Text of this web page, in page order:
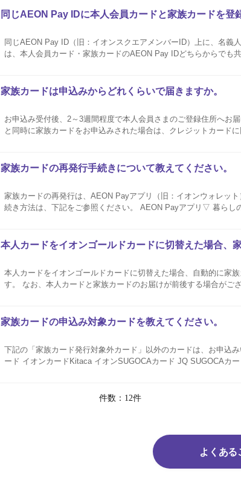
同じAEON Pay IDに本人会員カードと家族カードを登
同じAEON Pay ID（旧：イオンスクエアメンバーID）上に、名義
は、本人会員カード・家族カードのAEON Pay IDどちらからでも
家族カードは申込みからどれくらいで届きますか。
お申込み受付後、2～3週間程度で本人会員さまのご登録住所へお
と同時に家族カードをお申込みされた場合は、クレジットカードに同
家族カードの再発行手続きについて教えてください。
家族カードの再発行は、AEON Payアプリ（旧：イオンウォレッ
続き方法は、下記をご参照ください。 AEON Payアプリ▽ 暮らしのマネーサイト▽ カードの再発行手続きに関するご案内はこ
本人カードをイオンゴールドカードに切替えた場合、
本人カードをイオンゴールドカードに切替えた場合、自動的に家
す。 なお、本人カードと家族カードのお届けが前後する場合がございます。あ
家族カードの申込み対象カードを教えてください。
下記の「家族カード発行対象外カード」以外のカードは、お申込みいただ
ード イオンカードKitaca イオンSUGOCAカード JQ SUGOCAカ
件数：12件
よくある